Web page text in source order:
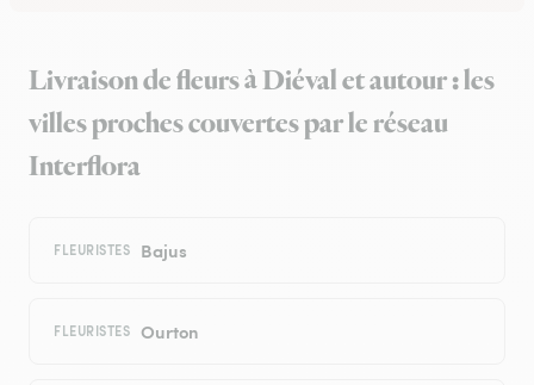
Livraison de fleurs à Diéval et autour : les
villes proches couvertes par le réseau
Interflora
FLEURISTES Bajus
FLEURISTES Ourton